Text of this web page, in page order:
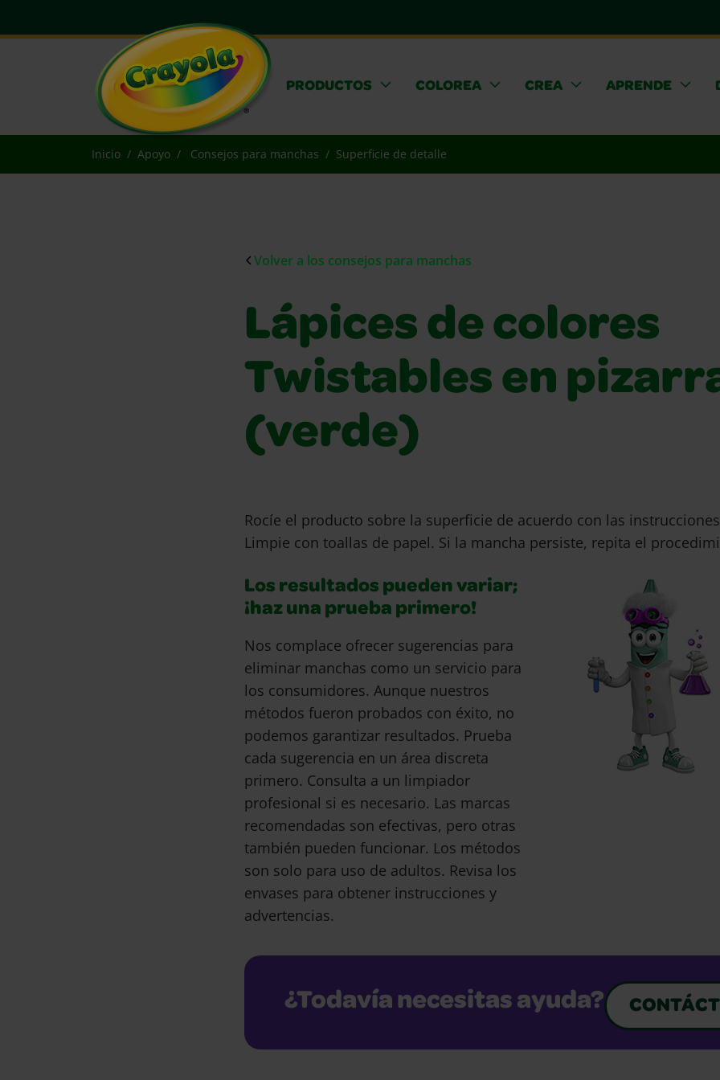
PRODUCTOS COLOREA CREA APRENDE
Inicio Apoyo Consejos para manchas Superficie de detalle
Volver a los consejos para manchas
Lápices de colores
Twistables en
(verde)
Rocíe el producto sobre la superficie de acuerdo con las
Limpie con toallas de papel. Si la mancha persiste, repita el
Los resultados pueden variar;
¡haz una prueba primero!
Nos complace ofrecer sugerencias para
eliminar manchas como un servicio para
los consumidores. Aunque nuestros
métodos fueron probados con éxito, no
podemos garantizar resultados. Prueba
cada sugerencia en un área discreta
primero. Consulta a un limpiador
profesional si es necesario. Las marcas
recomendadas son efectivas, pero otras
también pueden funcionar. Los métodos
son solo para uso de adultos. Revisa los
envases para obtener instrucciones y
advertencias.
¿Todavía necesitas ayuda?